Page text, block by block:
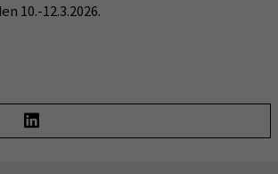
10.-12.3.2026.